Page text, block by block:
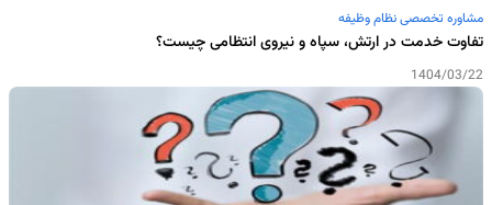
مشاوره تخصصی نظام وظیفه
تفاوت خدمت در ارتش، سپاه و نیروی انتظامی چیست؟
1404/03/22